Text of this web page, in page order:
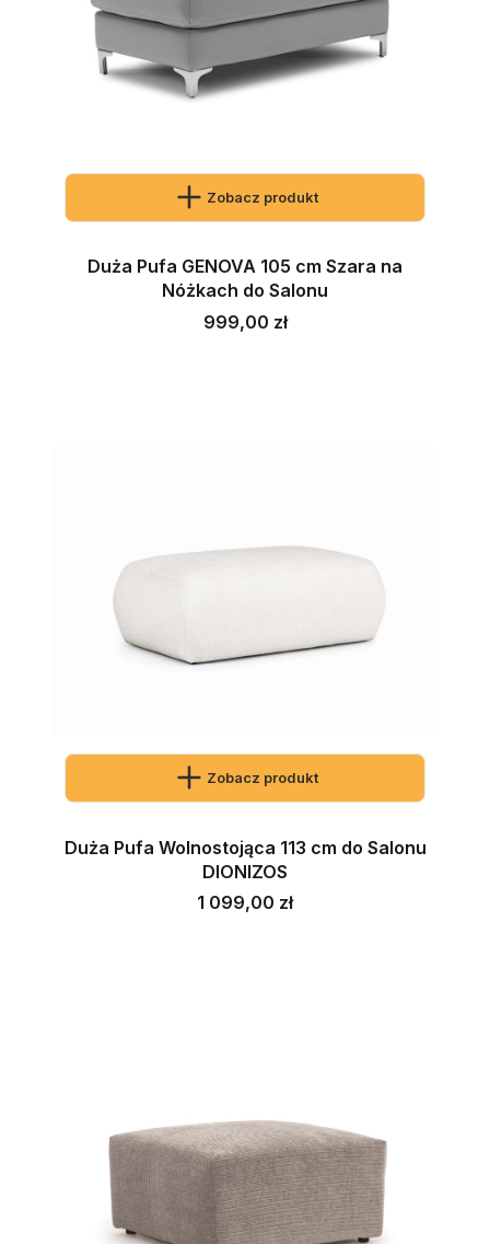
Zobacz produkt
Duża Pufa GENOVA 105 cm Szara na
Nóżkach do Salonu
Cena
999,00 zł
Zobacz produkt
Duża Pufa Wolnostojąca 113 cm do Salonu
DIONIZOS
Cena
1 099,00 zł